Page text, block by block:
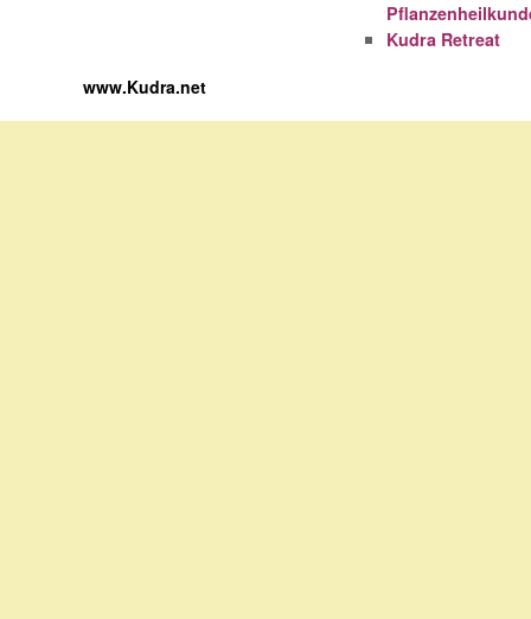
Kudra Retreat
www.Kudra.net